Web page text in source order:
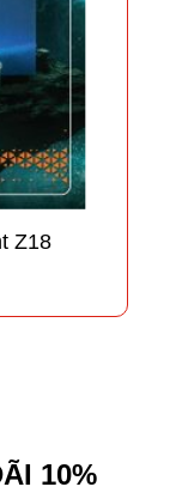
Z18
10%